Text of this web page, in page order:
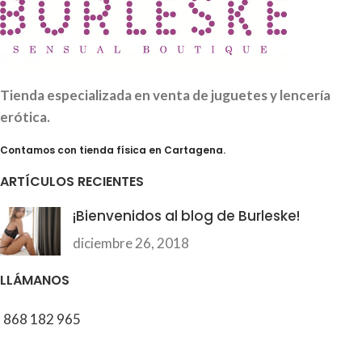
Tienda especializada en venta de juguetes y lencería
erótica.
Contamos con tienda física en Cartagena.
ARTÍCULOS RECIENTES
¡Bienvenidos al blog de Burleske!
diciembre 26, 2018
LLÁMANOS
868 182 965